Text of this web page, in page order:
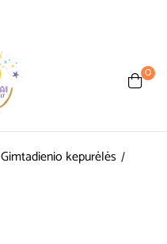
0
Gimtadienio kepurėlės